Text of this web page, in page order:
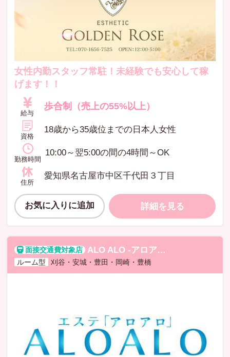
女性内勤スタッフ常駐！未経験でも安心して稼
げます！！
給与
歩合制（売上の55%以上）
資格
18歳から35歳位までの日本人女性
勤務時間
10:00～翌5:00の間の4時間～OK
住所
愛知県名古屋市中区千代田３丁目
お気に入りに追加 詳細を見る
ALO ALO -アロアロ-
ルーム型
刈谷・安城・豊田・岡崎・豊橋